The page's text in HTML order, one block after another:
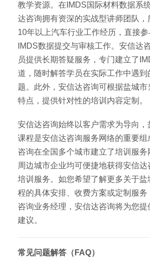
教学资源。在IMDS国际材料数据系
达咨询拥有资深的实战型讲师团队，
10年以上汽车行业工作经历，直接
IMDS数据提交与审核工作。安信达
员提供长期答疑服务，专门建立了
道，随时解答学员在实际工作中遇到
题。此外，安信达咨询可根据盐城市
特点，提供针对性的培训内容定制。
安信达咨询始终以客户需求为导向，
课程是安信达咨询服务网络的重要组
咨询在全国多个城市建立了培训服务
周边城市企业均可便捷地获得安信
培训服务。如您希望了解更多关于
程的具体安排、收费方案或定制服务
咨询业务经理，安信达咨询将为您
建议。
常见问题解答（FAQ）